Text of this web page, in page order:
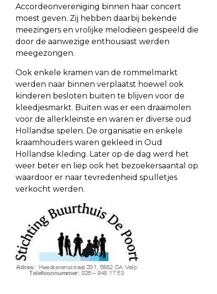
Accordeonvereniging binnen haar concert
moest geven. Zij hebben daarbij bekende
meezingers en vrolijke melodieën gespeeld die
door de aanwezige enthousiast werden
meegezongen.
Ook enkele kramen van de rommelmarkt
werden naar binnen verplaatst hoewel ook
kinderen besloten buiten te blijven voor de
kleedjesmarkt. Buiten was er een draaimolen
voor de allerkleinste en waren er diverse oud
Hollandse spelen. De organisatie en enkele
kraamhouders waren gekleed in Oud
Hollandse kleding. Later op de dag werd het
weer beter en liep ook het bezoekersaantal op
waardoor er naar tevredenheid spulletjes
verkocht werden.